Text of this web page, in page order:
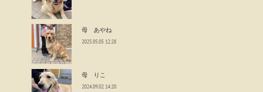
母 あやね
2025.05.05 12:28
母 りこ
2024.09.02 14:20